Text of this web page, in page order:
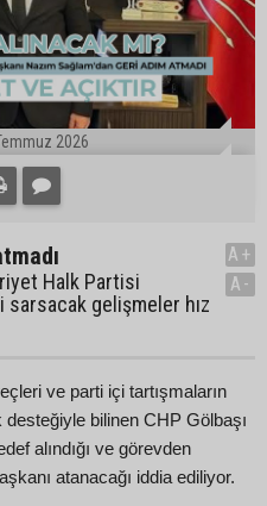
2026
Halk Partisi
gelişmeler hız
A+
A-
ve parti içi tartışmaların
desteğiyle bilinen CHP Gölbaşı
alındığı ve görevden
atanacağı iddia ediliyor.